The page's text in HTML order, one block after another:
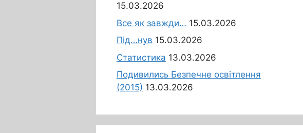
15.03.2026
Все як завжди… 15.03.2026
Під…нув 15.03.2026
Статистика 13.03.2026
Подивились Безпечне освітлення
(2015) 13.03.2026